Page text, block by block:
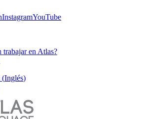
InstagramYouTube
trabajar en Atlas?
(Inglés)